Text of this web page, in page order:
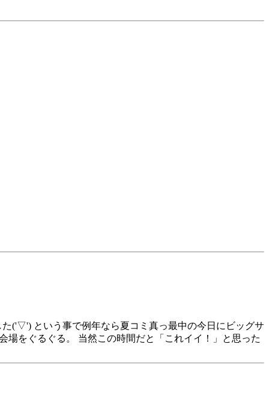
('▽') という事で例年なら夏コミ真っ最中の今日にビッグサ
場をぐるぐる。 当然この時間だと「これイイ！」と思った